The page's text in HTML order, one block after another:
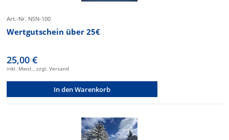
Art.-Nr. NSN-100
Wertgutschein über 25€
25,00 €
inkl. Mwst., zzgl. Versand
In den Warenkorb